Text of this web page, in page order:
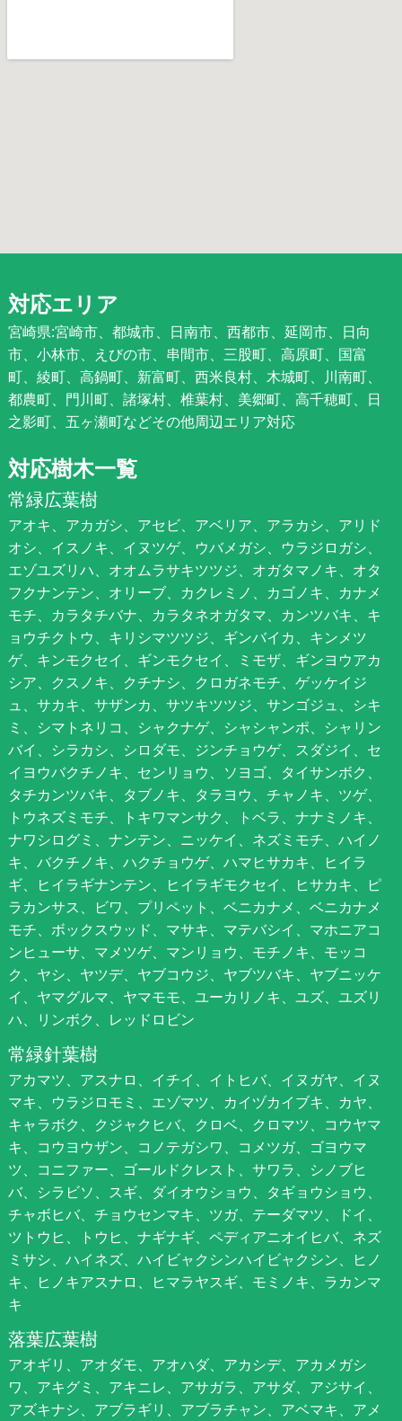
対応エリア
宮崎県:宮崎市、都城市、日南市、西都市、延岡市、日向
市、小林市、えびの市、串間市、三股町、高原町、国富
町、綾町、高鍋町、新富町、西米良村、木城町、川南町、
都農町、門川町、諸塚村、椎葉村、美郷町、高千穂町、日
之影町、五ヶ瀬町などその他周辺エリア対応
対応樹木一覧
常緑広葉樹
アオキ、アカガシ、アセビ、アベリア、アラカシ、アリド
オシ、イスノキ、イヌツゲ、ウバメガシ、ウラジロガシ、
エゾユズリハ、オオムラサキツツジ、オガタマノキ、オタ
フクナンテン、オリーブ、カクレミノ、カゴノキ、カナメ
モチ、カラタチバナ、カラタネオガタマ、カンツバキ、キ
ョウチクトウ、キリシマツツジ、ギンバイカ、キンメツ
ゲ、キンモクセイ、ギンモクセイ、ミモザ、ギンヨウアカ
シア、クスノキ、クチナシ、クロガネモチ、ゲッケイジ
ュ、サカキ、サザンカ、サツキツツジ、サンゴジュ、シキ
ミ、シマトネリコ、シャクナゲ、シャシャンポ、シャリン
バイ、シラカシ、シロダモ、ジンチョウゲ、スダジイ、セ
イヨウバクチノキ、センリョウ、ソヨゴ、タイサンボク、
タチカンツバキ、タブノキ、タラヨウ、チャノキ、ツゲ、
トウネズミモチ、トキワマンサク、トベラ、ナナミノキ、
ナワシログミ、ナンテン、ニッケイ、ネズミモチ、ハイノ
キ、バクチノキ、ハクチョウゲ、ハマヒサカキ、ヒイラ
ギ、ヒイラギナンテン、ヒイラギモクセイ、ヒサカキ、ピ
ラカンサス、ビワ、プリペット、ベニカナメ、ベニカナメ
モチ、ボックスウッド、マサキ、マテバシイ、マホニアコ
ンヒューサ、マメツゲ、マンリョウ、モチノキ、モッコ
ク、ヤシ、ヤツデ、ヤブコウジ、ヤブツバキ、ヤブニッケ
イ、ヤマグルマ、ヤマモモ、ユーカリノキ、ユズ、ユズリ
ハ、リンボク、レッドロビン
常緑針葉樹
アカマツ、アスナロ、イチイ、イトヒバ、イヌガヤ、イヌ
マキ、ウラジロモミ、エゾマツ、カイヅカイブキ、カヤ、
キャラボク、クジャクヒバ、クロベ、クロマツ、コウヤマ
キ、コウヨウザン、コノテガシワ、コメツガ、ゴヨウマ
ツ、コニファー、ゴールドクレスト、サワラ、シノブヒ
バ、シラビソ、スギ、ダイオウショウ、タギョウショウ、
チャボヒバ、チョウセンマキ、ツガ、テーダマツ、ドイ、
ツトウヒ、トウヒ、ナギナギ、ペディアニオイヒバ、ネズ
ミサシ、ハイネズ、ハイビャクシンハイビャクシン、ヒノ
キ、ヒノキアスナロ、ヒマラヤスギ、モミノキ、ラカンマ
キ
落葉広葉樹
アオギリ、アオダモ、アオハダ、アカシデ、アカメガシ
ワ、アキグミ、アキニレ、アサガラ、アサダ、アジサイ、
アズキナシ、アブラギリ、アブラチャン、アベマキ、アメ